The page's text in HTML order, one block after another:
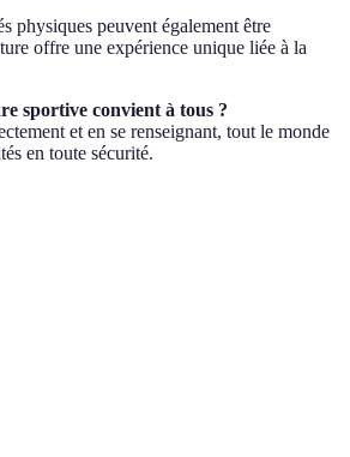
physiques peuvent également être
offre une expérience unique liée à la
sportive convient à tous ?
et en se renseignant, tout le monde
en toute sécurité.